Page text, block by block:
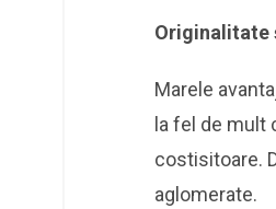
Originalitate
Marele
la fel de mult
costisitoare.
aglomerate.